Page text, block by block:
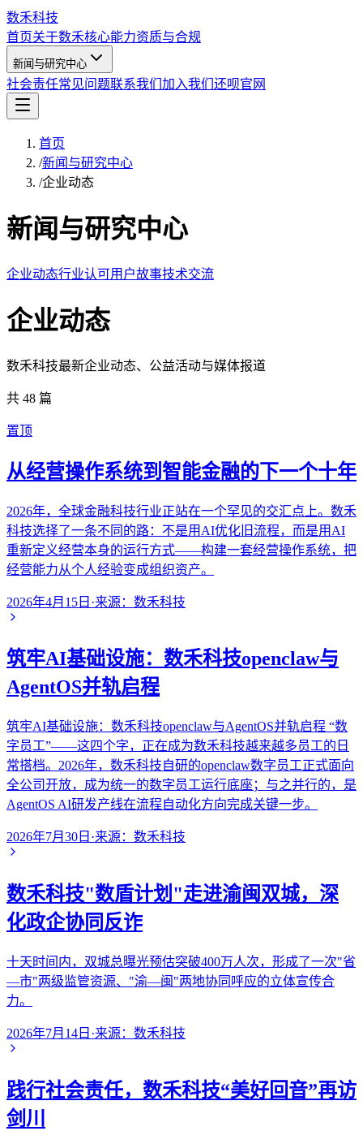
数禾科技
首页关于数禾核心能力资质与合规
新闻与研究中心
社会责任常见问题联系我们 加入我们 还呗官网
首页
/新闻与研究中心
/企业动态
新闻与研究中心
企业动态行业认可用户故事技术交流
企业动态
数禾科技最新企业动态、公益活动与媒体报道
共 48 篇
置顶
从经营操作系统到智能金融的下一个十年
2026年，全球金融科技行业正站在一个罕见的交汇点上。数禾
科技选择了一条不同的路：不是用AI优化旧流程，而是用AI
重新定义经营本身的运行方式——构建一套经营操作系统，把
经营能力从个人经验变成组织资产。
2026年4月15日 ·来源： 数禾科技
筑牢AI基础设施：数禾科技openclaw与
AgentOS并轨启程
筑牢AI基础设施：数禾科技openclaw与AgentOS并轨启程 “数
字员工”——这四个字，正在成为数禾科技越来越多员工的日
常搭档。2026年，数禾科技自研的openclaw数字员工正式面向
全公司开放，成为统一的数字员工运行底座；与之并行的，是
AgentOS AI研发产线在流程自动化方向完成关键一步。
2026年7月30日 ·来源： 数禾科技
数禾科技"数盾计划"走进渝闽双城，深
化政企协同反诈
十天时间内，双城总曝光预估突破400万人次，形成了一次"省
—市"两级监管资源、"渝—闽"两地协同呼应的立体宣传合
力。
2026年7月14日 ·来源： 数禾科技
践行社会责任，数禾科技“美好回音”再访
剑川